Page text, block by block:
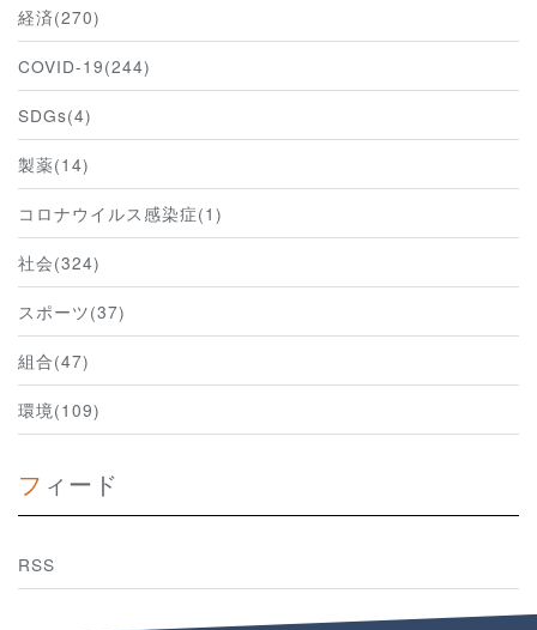
経済(270)
COVID-19(244)
SDGs(4)
製薬(14)
コロナウイルス感染症(1)
社会(324)
スポーツ(37)
組合(47)
環境(109)
フィード
RSS